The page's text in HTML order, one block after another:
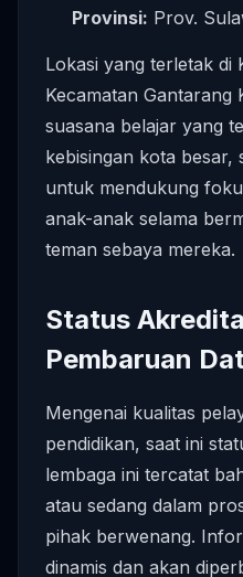
Provinsi: Prov.
Lokasi yang terletak di
Kecamatan Gantarang
suasana belajar yang
kebisingan kota besar,
untuk mendukung
anak-anak selama
teman sebaya mereka.
Status
Pembaruan
Mengenai kualitas
pendidikan, saat ini
lembaga ini tercatat
atau sedang dalam
pihak berwenang.
dinamis dan akan